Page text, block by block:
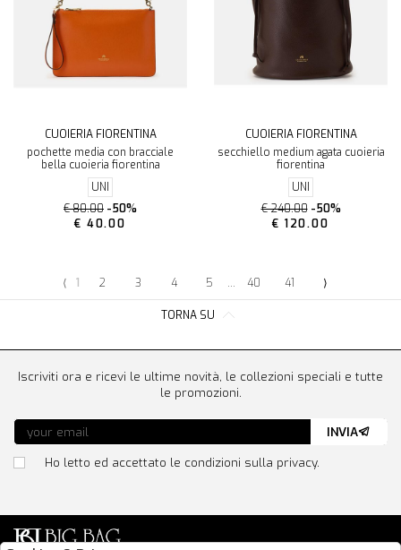
CUOIERIA FIORENTINA
pochette media con bracciale
bella cuoieria fiorentina
UNI
€ 80.00 -50%
€ 40.00
CUOIERIA FIORENTINA
secchiello medium agata cuoieria
fiorentina
UNI
€ 240.00 -50%
€ 120.00
TORNA SU
⟨ 1 2 3 4 5 ... 40 41 ⟩
Iscriviti ora e ricevi le ultime novità, le collezioni speciali e tutte
le promozioni.
Ho letto ed accettato le condizioni sulla privacy.
INVIA